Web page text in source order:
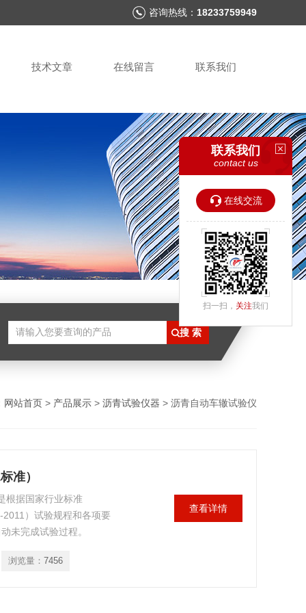
咨询热线： 18233759949
技术文章 在线留言 联系我们
网站首页 > 产品展示 > 沥青试验仪器 > 沥青自动车辙试验仪
准）
根据国家行业标准
）试验规程和各项要
未完成试验过程。
浏览量： 7456
查看详情
联系我们
contact us
在线交流
扫一扫， 关注我们